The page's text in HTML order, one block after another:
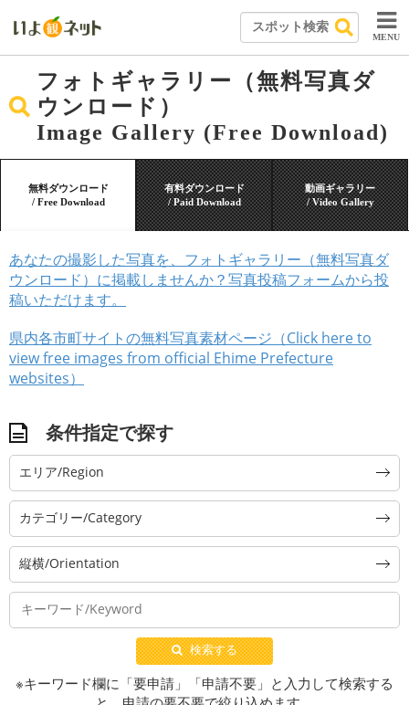
MENU
フォトギャラリー（無料写真ダ
ウンロード）
Image Gallery (Free Download)
無料ダウンロード
/ Free Download
有料ダウンロード
/ Paid Download
動画ギャラリー
/ Video Gallery
あなたの撮影した写真を、フォトギャラリー（無料写真ダ
ウンロード）に掲載しませんか？写真投稿フォームから投
稿いただけます。
県内各市町サイトの無料写真素材ページ（Click here to
view free images from official Ehime Prefecture
websites）
条件指定で探す
エリア/Region
カテゴリー/Category
縦横/Orientation
検索する
※キーワード欄に「要申請」「申請不要」と入力して検索する